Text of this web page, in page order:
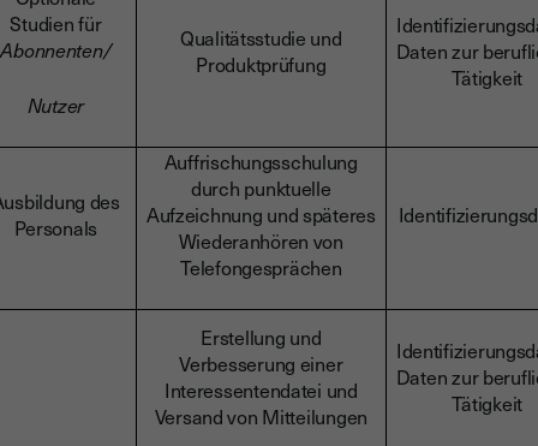
Studien für
Abonnenten/
Nutzer
Qualitätsstudie und
Produktprüfung
Daten zur
Tätigkeit
des
Personals
Auffrischungsschulung
durch punktuelle
Aufzeichnung und späteres
Wiederanhören von
Telefongesprächen
Erstellung und
Verbesserung einer
Interessentendatei und
Versand von Mitteilungen
Daten zur
Tätigkeit